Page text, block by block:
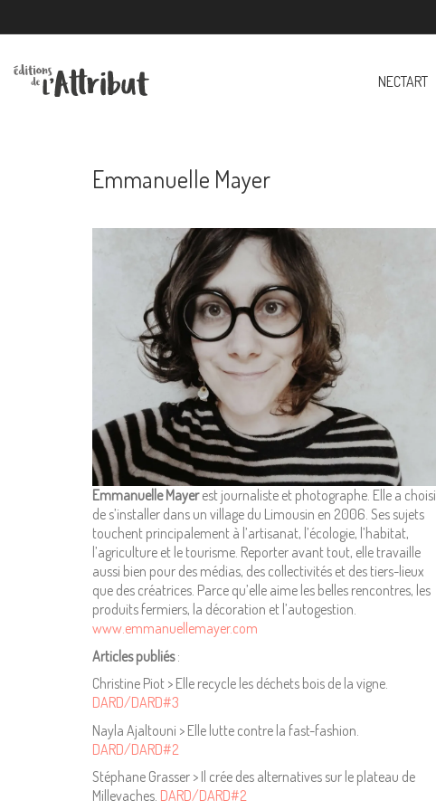
NECTART
Emmanuelle Mayer
Emmanuelle Mayerest journaliste et photographe. Elle a choisi
de s’installer dans un village du Limousin en 2006. Ses sujets
touchent principalement à l’artisanat, l’écologie, l’habitat,
l’agriculture et le tourisme. Reporter avant tout, elle travaille
aussi bien pour des médias, des collectivités et des tiers-lieux
que des créatrices. Parce qu’elle aime les belles rencontres, les
produits fermiers, la décoration et l’autogestion.
www.emmanuellemayer.com
Articles publiés:
Christine Piot > Elle recycle les déchets bois de la vigne.
DARD/DARD#3
Nayla Ajaltouni > Elle lutte contre la fast-fashion.
DARD/DARD#2
Stéphane Grasser > Il crée des alternatives sur le plateau de
Millevaches. DARD/DARD#2